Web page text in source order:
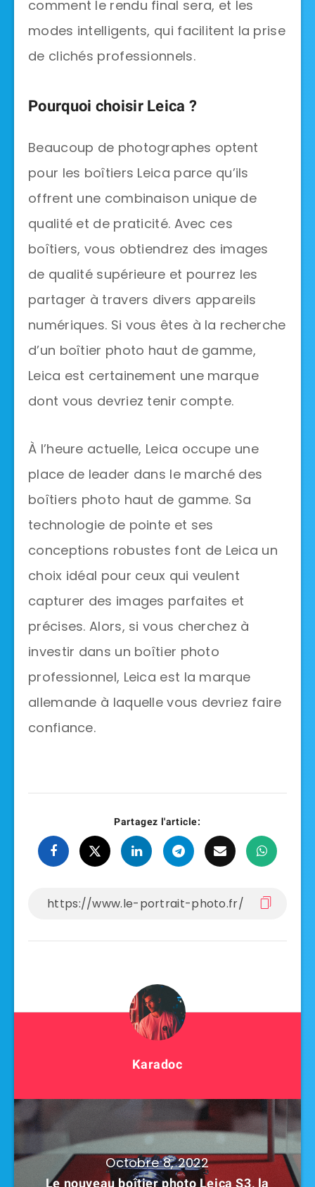
comment le rendu final sera, et les
modes intelligents, qui facilitent la prise
de clichés professionnels.
Pourquoi choisir Leica ?
Beaucoup de photographes optent
pour les boîtiers Leica parce qu’ils
offrent une combinaison unique de
qualité et de praticité. Avec ces
boîtiers, vous obtiendrez des images
de qualité supérieure et pourrez les
partager à travers divers appareils
numériques. Si vous êtes à la recherche
d’un boîtier photo haut de gamme,
Leica est certainement une marque
dont vous devriez tenir compte.
À l’heure actuelle, Leica occupe une
place de leader dans le marché des
boîtiers photo haut de gamme. Sa
technologie de pointe et ses
conceptions robustes font de Leica un
choix idéal pour ceux qui veulent
capturer des images parfaites et
précises. Alors, si vous cherchez à
investir dans un boîtier photo
professionnel, Leica est la marque
allemande à laquelle vous devriez faire
confiance.
Partagez l'article:
Karadoc
Octobre 8, 2022
Le nouveau boîtier photo Leica S3, la